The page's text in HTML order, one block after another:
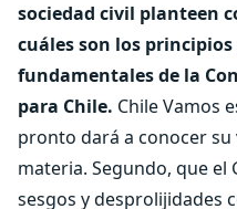
sociedad civil planteen
cuáles son los
fundamentales de la
para Chile. Chile Vamos
pronto dará a conocer
materia. Segundo, que
sesgos y desprolijidades